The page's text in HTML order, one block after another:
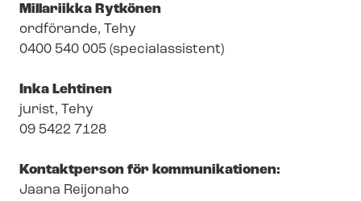
Millariikka Rytkönen
ordförande, Tehy
0400 540 005 (specialassistent)
Inka Lehtinen
jurist, Tehy
09 5422 7128
Kontaktperson för kommunikationen:
Jaana Reijonaho